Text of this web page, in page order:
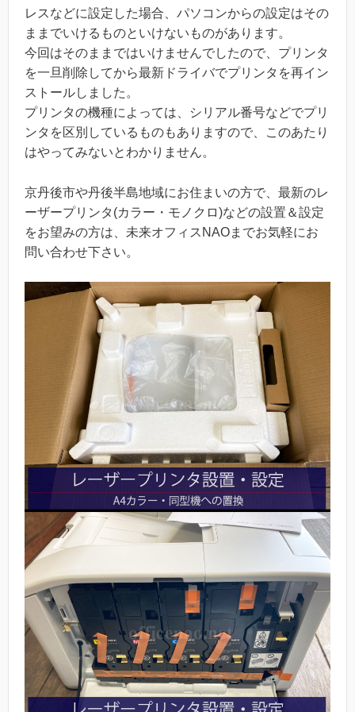
レスなどに設定した場合、パソコンからの設定はその
ままでいけるものといけないものがあります。
今回はそのままではいけませんでしたので、プリンタ
を一旦削除してから最新ドライバでプリンタを再イン
ストールしました。
プリンタの機種によっては、シリアル番号などでプリ
ンタを区別しているものもありますので、このあたり
はやってみないとわかりません。
京丹後市や丹後半島地域にお住まいの方で、最新のレ
ーザープリンタ(カラー・モノクロ)などの設置＆設定
をお望みの方は、未来オフィスNAOまでお気軽にお
問い合わせ下さい。